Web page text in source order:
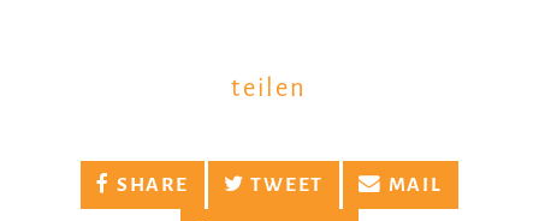
teilen
SHARE TWEET MAIL